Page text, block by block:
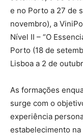
e no Porto a 27 de
novembro), a
Nível II – “O
Porto (18 de
Lisboa a 2 de
As formações
surge com o
experiência
estabelecimento